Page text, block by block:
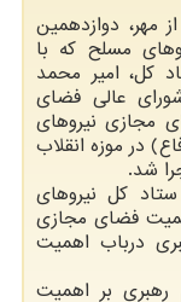
مهر، دوازدهمین
مسلح که با
کل، امیر محمد
عالی فضای
مجازی نیروهای
در موزه انقلاب
شد.
کل نیروهای
فضای مجازی
درباب اهمیت
رهبری بر اهمیت